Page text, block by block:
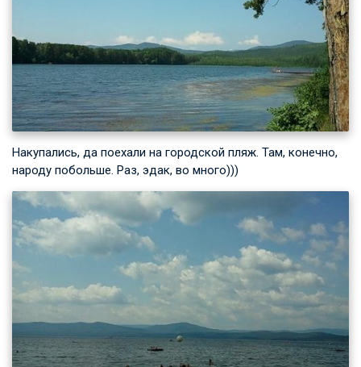
Накупались, да поехали на городской пляж. Там, конечно,
народу побольше. Раз, эдак, во много)))